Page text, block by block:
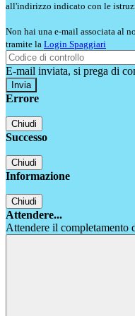
all'indirizzo indicato con le
Non hai una e-mail associata al
tramite la Login Spaggiari
E-mail inviata, si prega di
Errore
Chiudi
Successo
Chiudi
Informazione
Chiudi
Attendere...
Attendere il completamento